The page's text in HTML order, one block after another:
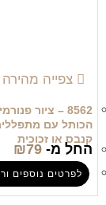
צפייה מהירה
8562 – ציור
הכותל עם
קנבס או זכוכית
החל מ- ₪79
לפרטים נוספים